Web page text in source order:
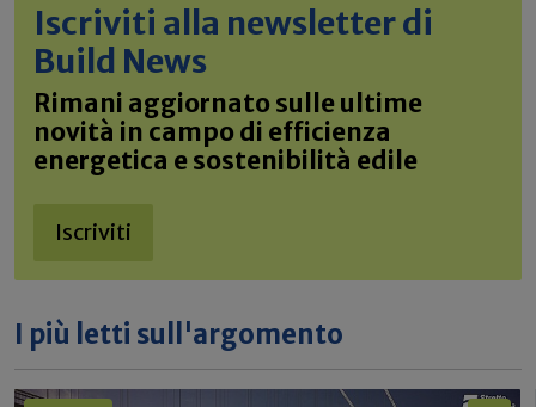
Iscriviti alla newsletter di
Build News
Rimani aggiornato sulle ultime
novità in campo di efficienza
energetica e sostenibilità edile
Iscriviti
I più letti sull'argomento